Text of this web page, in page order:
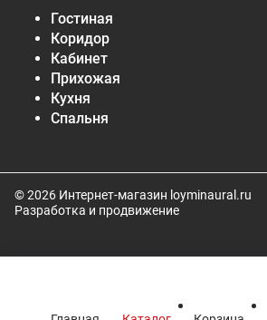
Гостиная
Коридор
Кабинет
Прихожая
Кухня
Спальня
© 2026 Интернет-магазин loyminaural.ru
Разработка и продвижение